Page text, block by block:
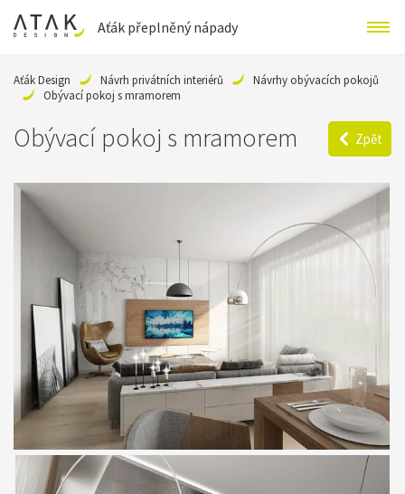
Aťák přeplněný nápady
Aťák Design Návrh privátních interiérů
Návrhy obývacích pokojů
Obývací pokoj s mramorem
Obývací pokoj s mramorem Zpět